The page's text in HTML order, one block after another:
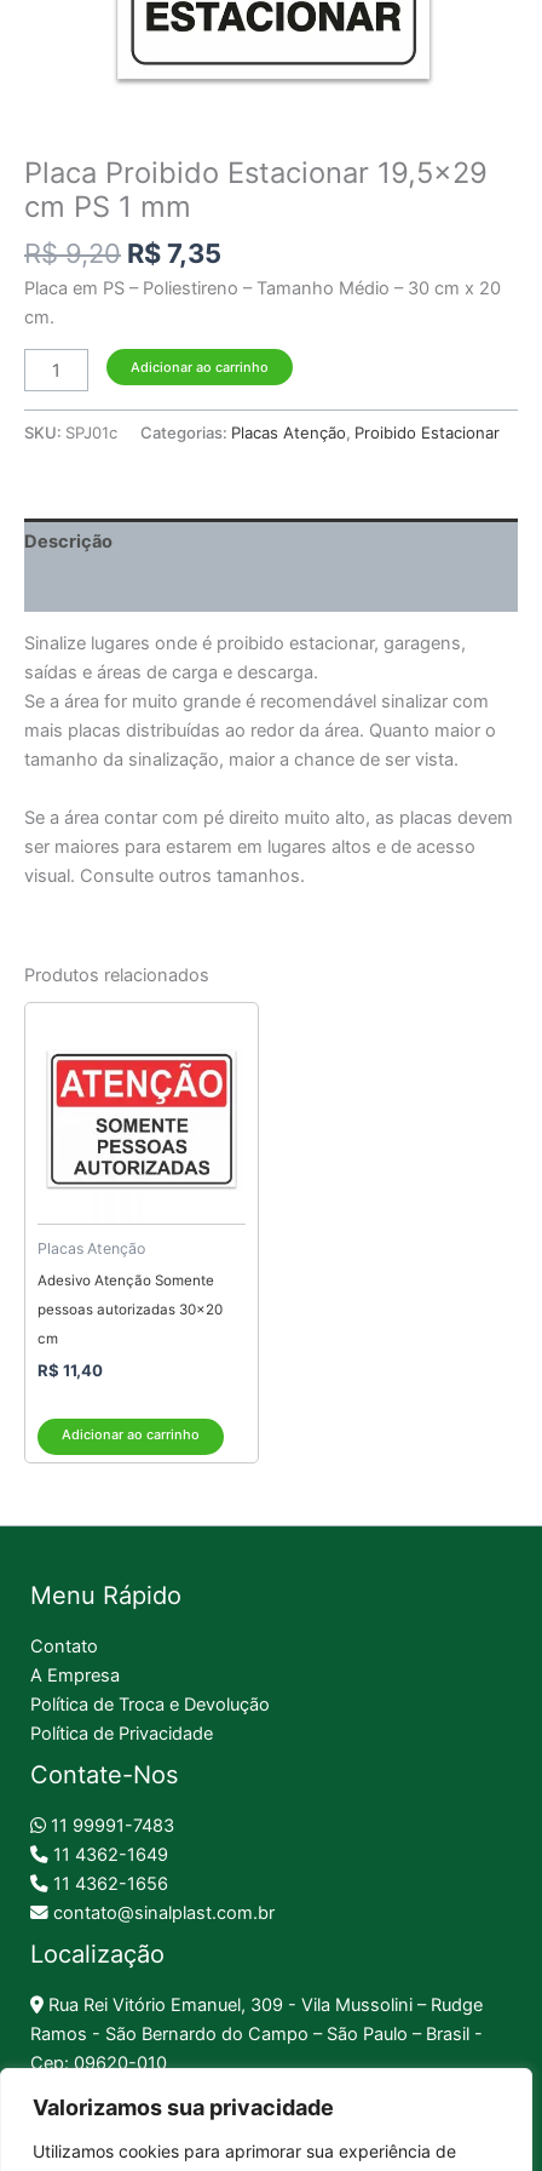
Valorizamos sua privacidade
Utilizamos cookies para aprimorar sua experiência de
Placa Proibido Estacionar 19,5×29
cm PS 1 mm
R$9,20 R$7,35
Placa em PS – Poliestireno – Tamanho Médio – 30 cm x 20
cm.
Adicionar ao carrinho
SKU: SPJ01c Categorias: Placas Atenção, Proibido Estacionar
Descrição
Sinalize lugares onde é proibido estacionar, garagens,
saídas e áreas de carga e descarga.
Se a área for muito grande é recomendável sinalizar com
mais placas distribuídas ao redor da área. Quanto maior o
tamanho da sinalização, maior a chance de ser vista.
Se a área contar com pé direito muito alto, as placas devem
ser maiores para estarem em lugares altos e de acesso
visual. Consulte outros tamanhos.
Produtos relacionados
Placas Atenção
Adesivo Atenção Somente
pessoas autorizadas 30×20
cm
R$ 11,40
Adicionar ao carrinho
Menu Rápido
Contato
A Empresa
Política de Troca e Devolução
Política de Privacidade
Contate-Nos
11 99991-7483
11 4362-1649
11 4362-1656
contato@sinalplast.com.br
Localização
Rua Rei Vitório Emanuel, 309 - Vila Mussolini – Rudge
Ramos - São Bernardo do Campo – São Paulo – Brasil -
Cep: 09620-010